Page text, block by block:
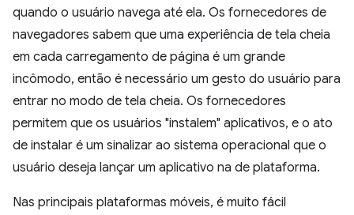
quando o usuário navega até ela. Os fornecedores de
navegadores sabem que uma experiência de tela cheia
em cada carregamento de página é um grande
incômodo, então é necessário um gesto do usuário para
entrar no modo de tela cheia. Os fornecedores
permitem que os usuários "instalem" aplicativos, e o ato
de instalar é um sinalizar ao sistema operacional que o
usuário deseja lançar um aplicativo na de plataforma.
Nas principais plataformas móveis, é muito fácil